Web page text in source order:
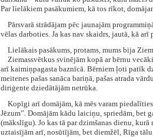
Par lielākiem pasākumiem, kā tos rīkot,
Pārsvarā strādājam pēc jaunajām
vēlas darboties. Ja kas nav skaidrs, jautā, kā
Lielākais pasākums, protams, mums bija
Ziemassvētkus svinējām kopā ar bērnu
arī kaimiņpagasta baznīcā. Bērniem ļoti patīk
meitenes pašas sanāca bariņā, pašas atrada
diriģente dziedātājām netrūka.
Kopīgi arī domājām, kā mēs varam
Jēzum”. Domājām kādu laiciņu, spriedām,
(mākslīgu). Jo kas tā par dzimšanas dienu,
uztaisījām arī, nosūtījām, bet diemžēl, Rīga